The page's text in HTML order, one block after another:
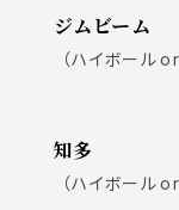
ジムビーム
（ハイボール
知多
（ハイボール